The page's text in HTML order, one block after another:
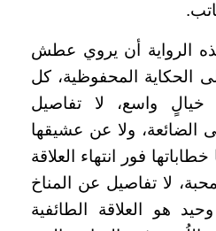
الرواية أن يروي عطش
الحكاية المحفوظية، كل
خيالٍ واسع، لا تفاصيل
الضائعة، ولا عن عشيقها
فور انتهاء العلاقة
لا تفاصيل عن المناخ
هو العلاقة الطائفية